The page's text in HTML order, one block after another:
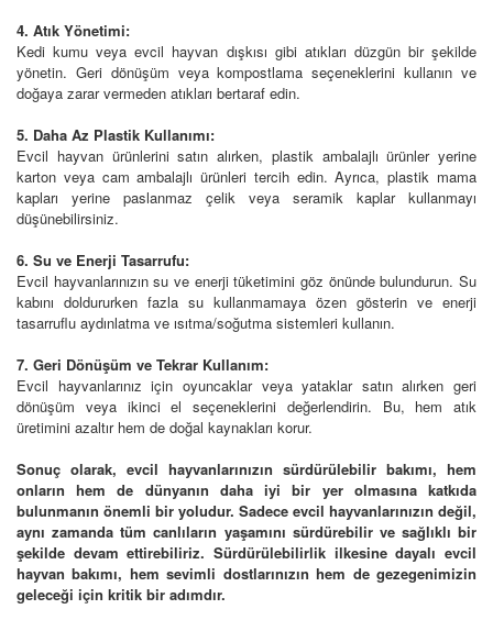
4. Atık Yönetimi:
Kedi kumu veya evcil hayvan dışkısı gibi atıkları düzgün bir şekilde
yönetin. Geri dönüşüm veya kompostlama seçeneklerini kullanın ve
doğaya zarar vermeden atıkları bertaraf edin.
5. Daha Az Plastik Kullanımı:
Evcil hayvan ürünlerini satın alırken, plastik ambalajlı ürünler yerine
karton veya cam ambalajlı ürünleri tercih edin. Ayrıca, plastik mama
kapları yerine paslanmaz çelik veya seramik kaplar kullanmayı
düşünebilirsiniz.
6. Su ve Enerji Tasarrufu:
Evcil hayvanlarınızın su ve enerji tüketimini göz önünde bulundurun. Su
kabını doldururken fazla su kullanmamaya özen gösterin ve enerji
tasarruflu aydınlatma ve ısıtma/soğutma sistemleri kullanın.
7. Geri Dönüşüm ve Tekrar Kullanım:
Evcil hayvanlarınız için oyuncaklar veya yataklar satın alırken geri
dönüşüm veya ikinci el seçeneklerini değerlendirin. Bu, hem atık
üretimini azaltır hem de doğal kaynakları korur.
Sonuç olarak, evcil hayvanlarınızın sürdürülebilir bakımı, hem
onların hem de dünyanın daha iyi bir yer olmasına katkıda
bulunmanın önemli bir yoludur. Sadece evcil hayvanlarınızın değil,
aynı zamanda tüm canlıların yaşamını sürdürebilir ve sağlıklı bir
şekilde devam ettirebiliriz. Sürdürülebilirlik ilkesine dayalı evcil
hayvan bakımı, hem sevimli dostlarınızın hem de gezegenimizin
geleceği için kritik bir adımdır.